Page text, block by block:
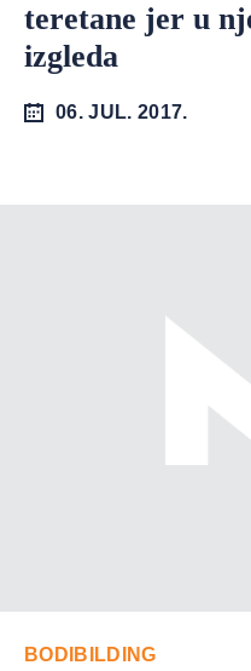
teretane jer u
izgleda
06. JUL. 2017.
BODIBILDING